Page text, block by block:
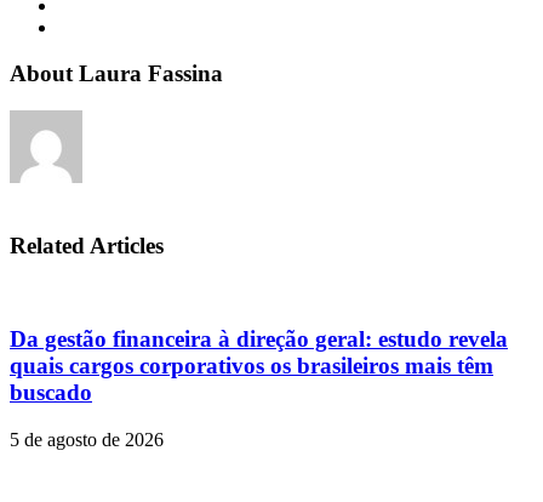
About Laura Fassina
Related Articles
Da gestão financeira à direção geral: estudo revela
quais cargos corporativos os brasileiros mais têm
buscado
5 de agosto de 2026